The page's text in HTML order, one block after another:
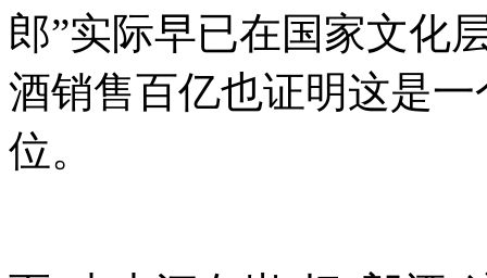
郎”实际早已在国家文化
酒销售百亿也证明这是
位。